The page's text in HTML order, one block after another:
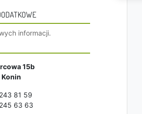
informacji.
15b
Konin
81 59
63 63